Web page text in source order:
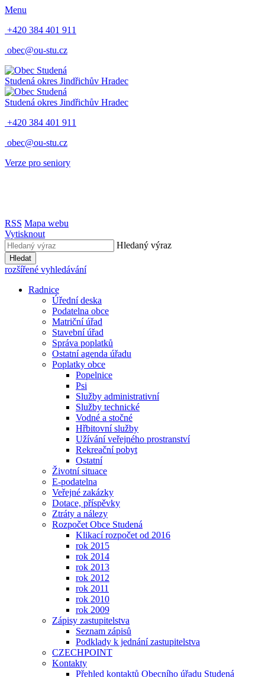
Menu
+420 384 401 911
obec@ou-stu.cz
Studená okres Jindřichův Hradec
Studená okres Jindřichův Hradec
+420 384 401 911
obec@ou-stu.cz
Verze pro seniory
RSS Mapa webu
Vytisknout
Hledaný výraz
Hledat
rozšířené vyhledávání
Radnice
Úřední deska
Podatelna obce
Matriční úřad
Stavební úřad
Správa poplatků
Ostatní agenda úřadu
Poplatky obce
Popelnice
Psi
Služby administrativní
Služby technické
Vodné a stočné
Hřbitovní služby
Užívání veřejného prostranství
Rekreační pobyt
Ostatní
Životní situace
E-podatelna
Veřejné zakázky
Dotace, příspěvky
Ztráty a nálezy
Rozpočet Obce Studená
Klikací rozpočet od 2016
rok 2015
rok 2014
rok 2013
rok 2012
rok 2011
rok 2010
rok 2009
Zápisy zastupitelstva
Seznam zápisů
Podklady k jednání zastupitelstva
CZECHPOINT
Kontakty
Přehled kontaktů Obecního úřadu Studená